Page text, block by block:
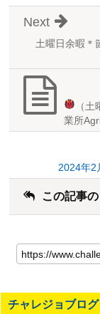
土曜日余暇＊
Next
（
業所
2024年2
この記事
の
記
の
ト
チャレジョブログ